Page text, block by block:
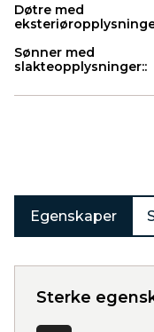
Døtre med
Sønner med
slakteopplysninger::
Egenskaper
Sterke